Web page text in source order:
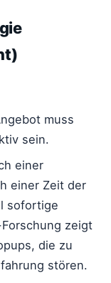
muss
sein.
einer
einer Zeit der
sofortige
zeigt
die zu
stören.